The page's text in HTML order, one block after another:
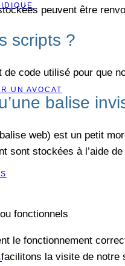
UN AVOCAT
peuvent être
scripts ?
de code utilisé pour que
balise
web) est un petit
sont stockées à l’aide
fonctionnels
le fonctionnement
la visite de